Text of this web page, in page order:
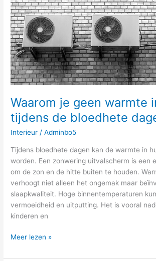
Waarom je geen warmte
tijdens de bloedhete
Interieur /Adminbo5
Tijdens bloedhete dagen kan de warmte in
worden. Een zonwering uitvalscherm is een
om de zon en de hitte buiten te houden.
verhoogt niet alleen het ongemak maar
slaapkwaliteit. Hoge binnentemperaturen
vermoeidheid en uitputting. Het is vooral
kinderen en
geen
warmte
in
huis
wilt
tijdens
de
bloedhete
Meer lezen »